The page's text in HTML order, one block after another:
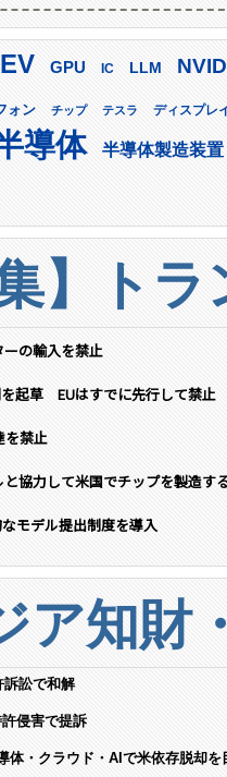
EV GPU IC LLM
ォン チップ テスラ ディスプレ
導体 半導体製造装置
集】ト
の輸入を禁止
起草 EUはすでに先行して禁止
を禁止
協力して米国でチップを製造す
モデル提出制度を導入
ア知財
訴訟で和解
許侵害で提訴
・クラウド・AIで米依存脱却を